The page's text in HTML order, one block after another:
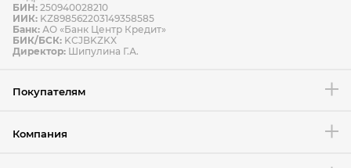
Условия возврата товара
БИН: 250940028210
ИИК: KZ898562203149358585
Банк: АО «Банк Центр Кредит»
БИК/БСК: KCJBKZKX
Директор: Шипулина Г.А.
Покупателям
Компания